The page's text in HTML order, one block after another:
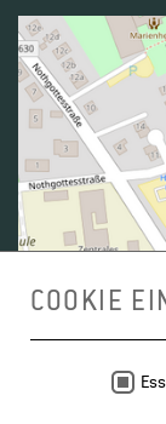
COOKIE